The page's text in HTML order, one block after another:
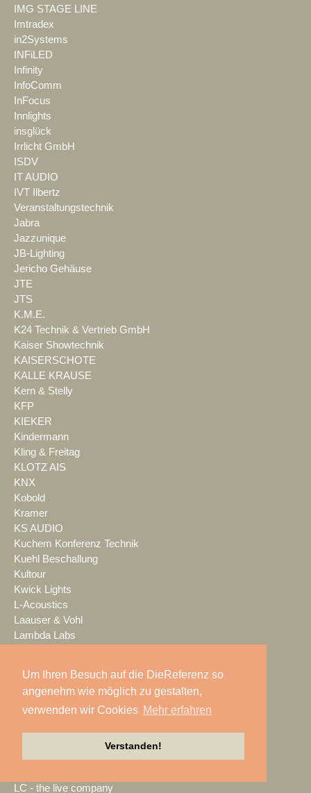
Um Ihren Besuch auf die DieReferenz so
angenehm wie möglich zu gestalten,
verwenden wir Cookies Mehr erfahren
Verstanden!
IMG STAGE LINE
Imtradex
in2Systems
INFiLED
Infinity
InfoComm
InFocus
Innlights
insglück
Irrlicht GmbH
ISDV
IT AUDIO
IVT Ilbertz
Veranstaltungstechnik
Jabra
Jazzunique
JB-Lighting
Jericho Gehäuse
JTE
JTS
K.M.E.
K24 Technik & Vertrieb GmbH
Kaiser Showtechnik
KAISERSCHOTE
KALLE KRAUSE
Kern & Stelly
KFP
KIEKER
Kindermann
Kling & Freitag
KLOTZ AIS
KNX
Kobold
Kramer
KS AUDIO
Kuchem Konferenz Technik
Kuehl Beschallung
Kultour
Kwick Lights
L-Acoustics
Laauser & Vohl
Lambda Labs
Laser Imagineering
Laserworld
Lauten Audio
Lax Europa
LC - the live company